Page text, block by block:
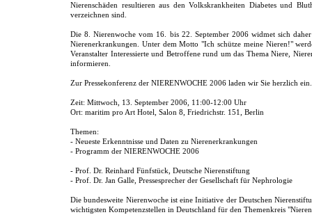
Nierenschäden resultieren aus den Volkskrankheiten Diabetes und
verzeichnen sind.
Die 8. Nierenwoche vom 16. bis 22. September 2006 widmet sich
Nierenerkrankungen. Unter dem Motto "Ich schütze meine Nieren!"
Veranstalter Interessierte und Betroffene rund um das Thema Niere,
informieren.
Zur Pressekonferenz der NIERENWOCHE 2006 laden wir Sie herzlich ein.
Zeit: Mittwoch, 13. September 2006, 11:00-12:00 Uhr
Ort: maritim pro Art Hotel, Salon 8, Friedrichstr. 151, Berlin
Themen:
- Neueste Erkenntnisse und Daten zu Nierenerkrankungen
- Programm der NIERENWOCHE 2006
- Prof. Dr. Reinhard Fünfstück, Deutsche Nierenstiftung
- Prof. Dr. Jan Galle, Pressesprecher der Gesellschaft für Nephrologie
Die bundesweite Nierenwoche ist eine Initiative der Deutschen
wichtigsten Kompetenzstellen in Deutschland für den Themenkreis